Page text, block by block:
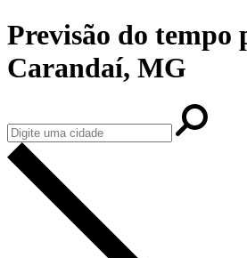
Previsão do tempo
Carandaí, MG